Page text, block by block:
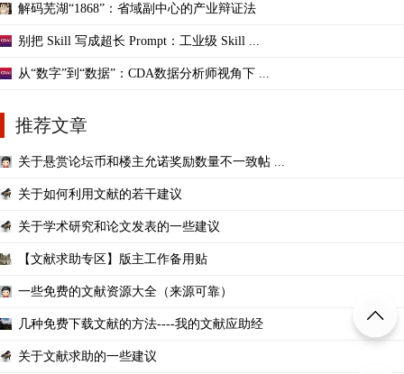
解码芜湖“1868”：省域副中心的产业辩证法
别把 Skill 写成超长 Prompt：工业级 Skill ...
从“数字”到“数据”：CDA数据分析师视角下 ...
推荐文章
关于悬赏论坛币和楼主允诺奖励数量不一致帖 ...
关于如何利用文献的若干建议
关于学术研究和论文发表的一些建议
【文献求助专区】版主工作备用贴
一些免费的文献资源大全（来源可靠）
几种免费下载文献的方法----我的文献应助经
关于文献求助的一些建议